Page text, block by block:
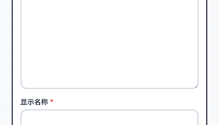
显示名称 *